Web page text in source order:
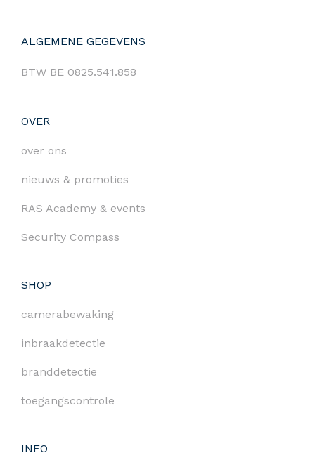
ALGEMENE GEGEVENS
BTW BE 0825.541.858
OVER
over ons
nieuws & promoties
RAS Academy & events
Security Compass
SHOP
camerabewaking
inbraakdetectie
branddetectie
toegangscontrole
INFO